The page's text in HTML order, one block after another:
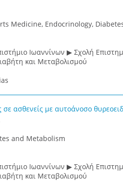
Medicine, Endocrinology,
Ιωαννίνων ▶ Σχολή
και Μεταβολισμού
ασθενείς με αυτοάνοσο
and Metabolism
Ιωαννίνων ▶ Σχολή
και Μεταβολισμού